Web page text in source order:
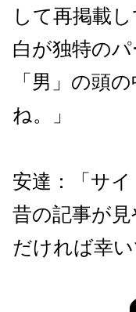
して再掲載
白が独特の
「男」の頭
ね。」
安達 ： 「サ
昔の記事が見
だければ幸い